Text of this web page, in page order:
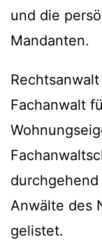
und die
Mandanten.
Rechtsanwalt
Fachanwalt
Anwälte des
gelistet.